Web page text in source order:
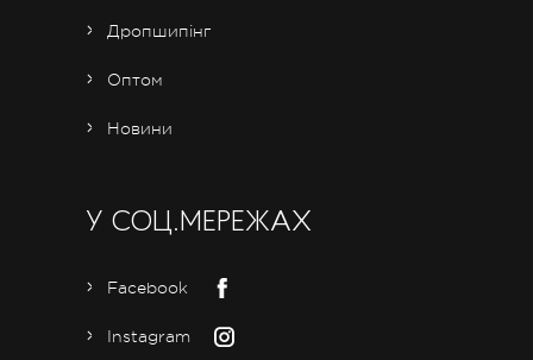
Дропшипінг
Оптом
Новини
У СОЦ.МЕРЕЖАХ
Facebook
Instagram